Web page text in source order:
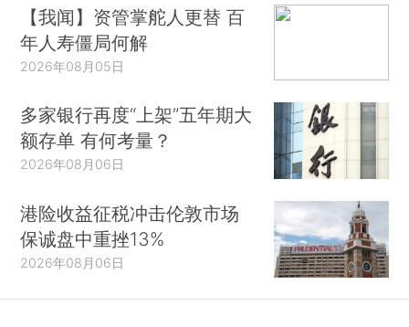
【我闻】资管掌舵人更替 百
年人寿僵局何解
2026年08月05日
多家银行再度“上架”五年期大
额存单 有何考量？
2026年08月06日
港险收益征税冲击伦敦市场
保诚盘中重挫13%
2026年08月06日